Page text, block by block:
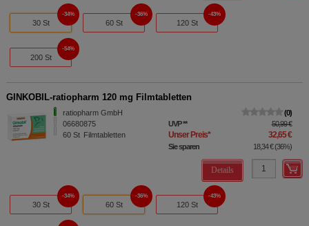
30 St
34%
60 St
36%
120 St
43%
200 St
54%
GINKOBIL-ratiopharm 120 mg Filmtabletten
ratiopharm GmbH
06680875
60 St Filmtabletten
0
UVP** 50,99 €
Unser Preis* 32,65 €
Sie sparen 18,34 €(36%)
Details
30 St
34%
60 St
36%
120 St
43%